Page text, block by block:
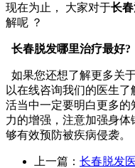
现在为止， 大家对于长
解呢 ？
长春脱发哪里治疗最好?
如果您还想了解更多关
以在线咨询我们的医生
活当中一定要明白更多
力的增强，注意加强身
够有效预防被疾病侵袭。
上一篇： 长春脱发